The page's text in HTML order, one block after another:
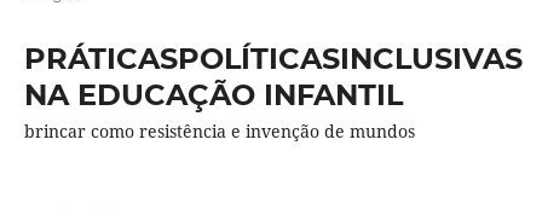
PRÁTICASPOLÍTICASINCLUSIVAS
NA EDUCAÇÃO INFANTIL
brincar como resistência e invenção de mundos